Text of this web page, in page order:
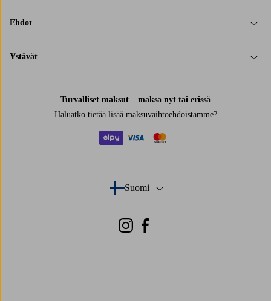
Ehdot
Ystävät
Turvalliset maksut – maksa nyt tai erissä
Haluatko tietää lisää maksuvaihtoehdoistamme?
Suomi
- Valitse maa